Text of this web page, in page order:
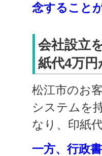
念すること
会社設立
紙代4万
松江市のお
システムを
なり、印紙
一方、行政